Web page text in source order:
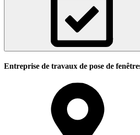
Entreprise de travaux de pose de